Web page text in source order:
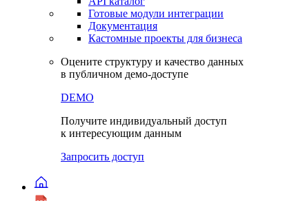
Получить доступ
API & Data Feed
API and Data Feed
API каталог
Документация
Кастомные проекты для бизнеса
Оцените структуру и качество данных
в публичном демо-доступе
DEMO
Получите индивидуальный доступ